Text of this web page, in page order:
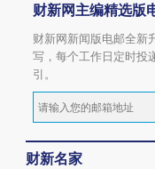
财新网主编精选版
财新网新闻版电邮全新
写，每个工作日定时投
引。
财新名家